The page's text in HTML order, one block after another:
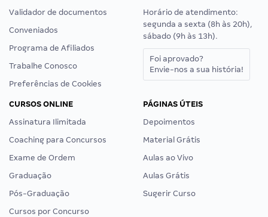
Validador de documentos
Conveniados
Programa de Afiliados
Trabalhe Conosco
Preferências de Cookies
Horário de atendimento:
segunda a sexta (8h às 20h),
sábado (9h às 13h).
Foi aprovado?
Envie-nos a sua história!
CURSOS ONLINE
Assinatura Ilimitada
Coaching para Concursos
Exame de Ordem
Graduação
Pós-Graduação
Cursos por Concurso
PÁGINAS ÚTEIS
Depoimentos
Material Grátis
Aulas ao Vivo
Aulas Grátis
Sugerir Curso